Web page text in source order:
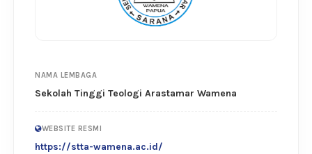
NAMA LEMBAGA
Sekolah Tinggi Teologi Arastamar Wamena
WEBSITE RESMI
https://stta-wamena.ac.id/